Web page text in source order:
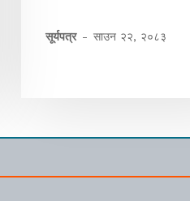
सूर्यपत्र - साउन २२, २०८३